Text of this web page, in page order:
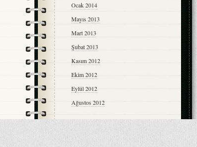
Ocak 2014
Mayıs 2013
Mart 2013
Şubat 2013
Kasım 2012
Ekim 2012
Eylül 2012
Ağustos 2012